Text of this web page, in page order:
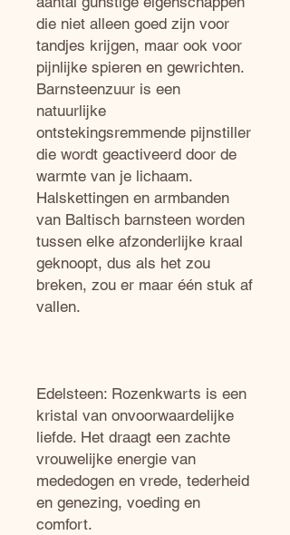
die niet alleen goed zijn voor
tandjes krijgen, maar ook voor
pijnlijke spieren en gewrichten.
Barnsteenzuur is een
natuurlijke
ontstekingsremmende pijnstiller
die wordt geactiveerd door de
warmte van je lichaam.
Halskettingen en armbanden
van Baltisch barnsteen worden
tussen elke afzonderlijke kraal
geknoopt, dus als het zou
breken, zou er maar één stuk af
vallen.
Edelsteen: Rozenkwarts is een
kristal van onvoorwaardelijke
liefde. Het draagt een zachte
vrouwelijke energie van
mededogen en vrede, tederheid
en genezing, voeding en
comfort.